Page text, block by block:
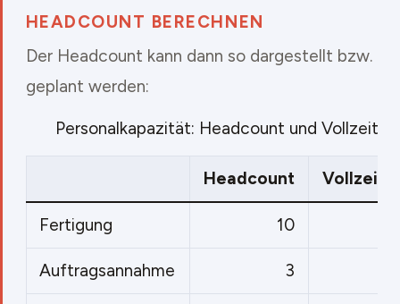
HEADCOUNT BERECHNEN
Der Headcount kann dann so dargestellt bzw.
geplant werden:
Personalkapazität: Headcount und
Headcount
Fertigung 10
Auftragsannahme 3